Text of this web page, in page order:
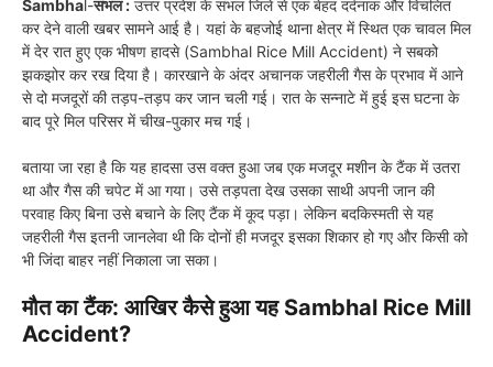
Sambhal-संभल : उत्तर प्रदेश के संभल जिले से एक बेहद दर्दनाक और विचलित
कर देने वाली खबर सामने आई है। यहां के बहजोई थाना क्षेत्र में स्थित एक चावल मिल
में देर रात हुए एक भीषण हादसे (Sambhal Rice Mill Accident) ने सबको
झकझोर कर रख दिया है। कारखाने के अंदर अचानक जहरीली गैस के प्रभाव में आने
से दो मजदूरों की तड़प-तड़प कर जान चली गई। रात के सन्नाटे में हुई इस घटना के
बाद पूरे मिल परिसर में चीख-पुकार मच गई।
बताया जा रहा है कि यह हादसा उस वक्त हुआ जब एक मजदूर मशीन के टैंक में उतरा
था और गैस की चपेट में आ गया। उसे तड़पता देख उसका साथी अपनी जान की
परवाह किए बिना उसे बचाने के लिए टैंक में कूद पड़ा। लेकिन बदकिस्मती से यह
जहरीली गैस इतनी जानलेवा थी कि दोनों ही मजदूर इसका शिकार हो गए और किसी को
भी जिंदा बाहर नहीं निकाला जा सका।
मौत का टैंक: आखिर कैसे हुआ यह Sambhal Rice Mill
Accident?